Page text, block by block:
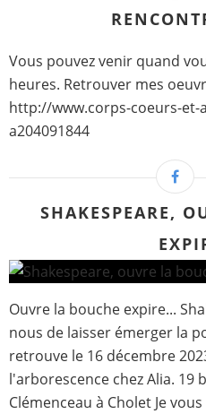
Vous pouvez venir quand
heures. Retrouver mes
http://www.corps-coeurs-et-
a204091844
SHAKESPEARE,
Ouvre la bouche expire...
nous de laisser émerger la
retrouve le 16 décembre
l'arborescence chez Alia. 19
Clémenceau à Cholet Je